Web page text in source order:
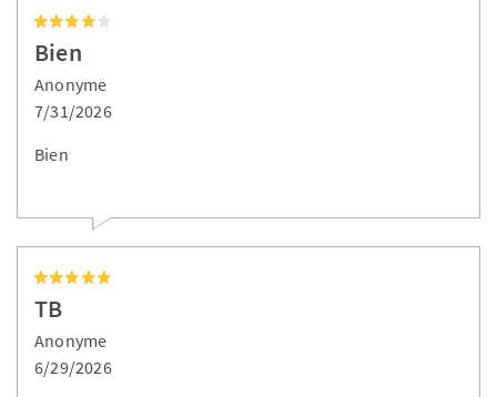
Bien
Anonyme
7/31/2026
Bien
TB
Anonyme
6/29/2026